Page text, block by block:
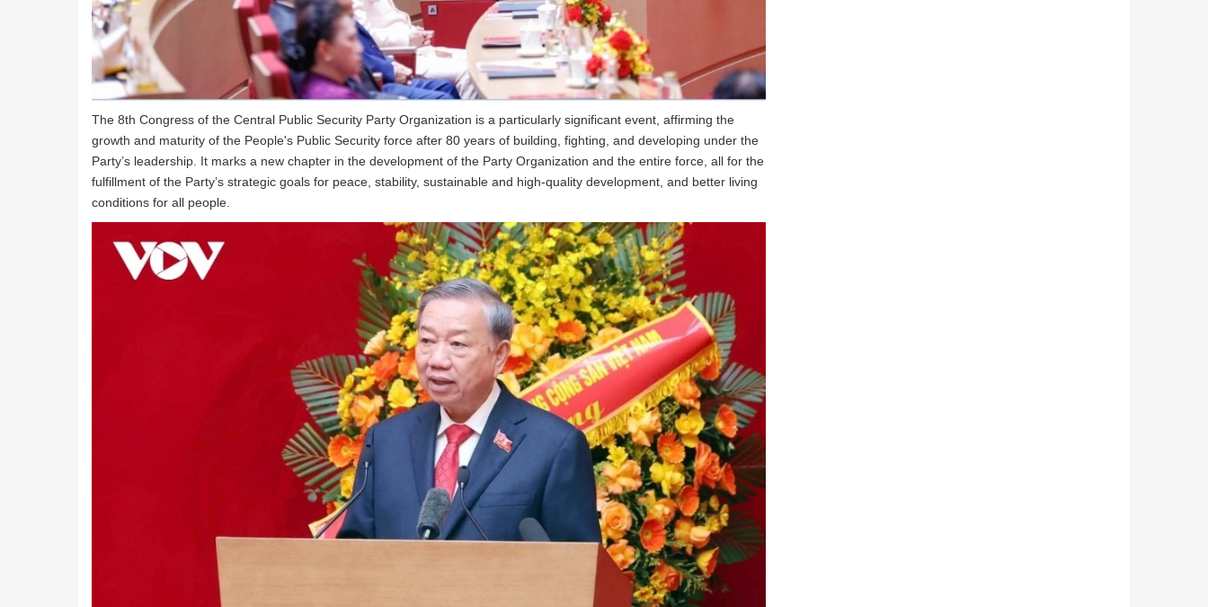
The 8th Congress of the Central Public Security Party Organization is a particularly significant event, affirming the
growth and maturity of the People's Public Security force after 80 years of building, fighting, and developing under the
Party’s leadership. It marks a new chapter in the development of the Party Organization and the entire force, all for the
fulfillment of the Party’s strategic goals for peace, stability, sustainable and high-quality development, and better living
conditions for all people.